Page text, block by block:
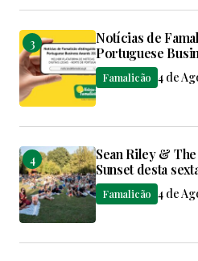
Notícias de
Portuguese
Famalicão 4 de
Sean Riley &
Sunset desta
Famalicão 4 de